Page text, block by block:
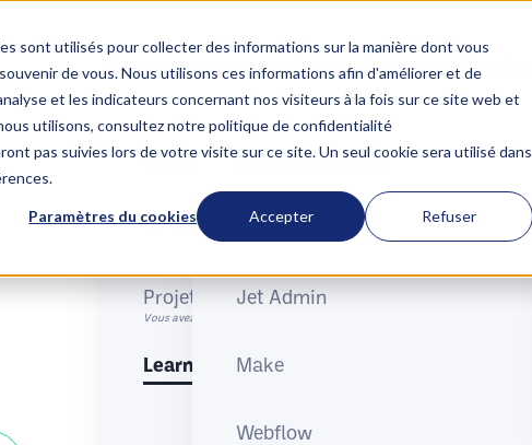
sont utilisés pour collecter des informations sur la manière dont vous
de vous. Nous utilisons ces informations afin d'améliorer et de
et les indicateurs concernant nos visiteurs à la fois sur ce site web et
utilisons, consultez notre politique de confidentialité
pas suivies lors de votre visite sur ce site. Un seul cookie sera utilisé dans
Paramètres du cookies Accepter Refuser
Services
Our services
Stratégies Revenue Operations
Projets Revenue Operations
Vous avez un projet RevOps à optimiser ? Nous accélérons sa réussite.
Learn more
Our tools
Our loved tools
Flutterflow
Jet Admin
Make
Webflow
Courses Our clients Blog